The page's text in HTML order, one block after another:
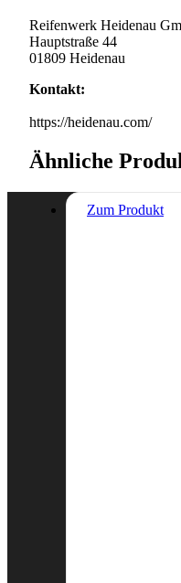
Reifenwerk Heidenau
Hauptstraße 44
01809 Heidenau
Kontakt:
https://heidenau.com/
Ähnliche
Zum Produkt